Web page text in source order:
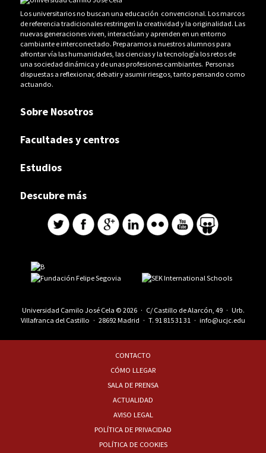
Los universitarios no buscan una educación convencional. Los marcos
de referencia tradicionales restringen la creatividad y la originalidad. Las
nuevas generaciones viven, interactúan y aprenden en un entorno
cambiante e interconectado. Preparamos a nuestros alumnos para
afrontar vía las humanidades, las ciencias y la tecnología los retos de
una sociedad dinámica y de unas profesiones cambiantes. Personas
dispuestas a reflexionar, debatir y asumir riesgos, tanto pensando como
actuando.
Sobre Nosotros
Facultades y centros
Estudios
Descubre más
Universidad Camilo José Cela © 2026 · C/ Castillo de Alarcón, 49 · Urb.
Villafranca del Castillo · 28692 Madrid · T. 91 815 31 31 · info@ucjc.edu
CONTACTO
CÓMO LLEGAR
SALA DE PRENSA
ACTUALIDAD
AVISO LEGAL
POLÍTICA DE PRIVACIDAD
POLÍTICA DE COOKIES